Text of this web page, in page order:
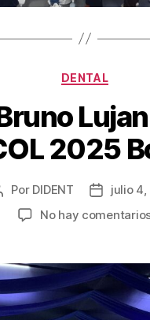
DENTAL
2025
Por DIDENT
julio
No hay